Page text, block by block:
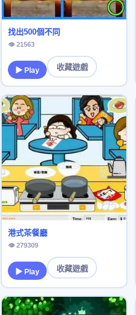
找出500個不同
👁 21563
▶ Play 收藏遊戲
港式茶餐廳
👁 279309
▶ Play 收藏遊戲